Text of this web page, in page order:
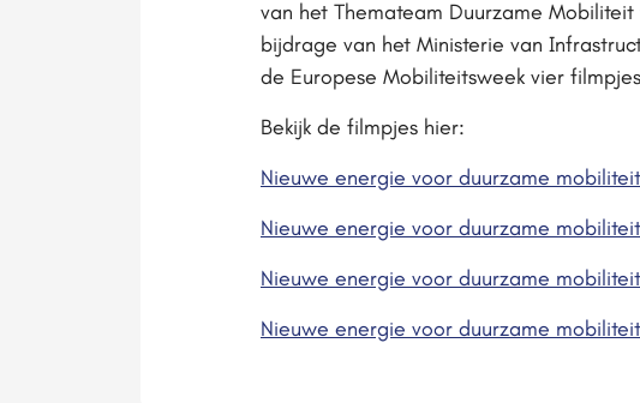
van het Themateam Duurzame
bijdrage van het Ministerie van
de Europese Mobiliteitsweek vier
Bekijk de filmpjes hier:
Nieuwe energie voor duurzame
Nieuwe energie voor duurzame
Nieuwe energie voor duurzame
Nieuwe energie voor duurzame